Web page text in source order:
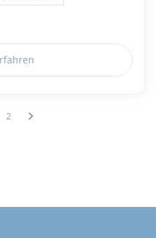
sur la page
Vous êtes sur la page
2